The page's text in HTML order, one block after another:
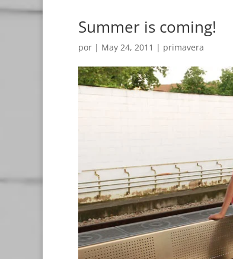
Summer is coming!
por | May 24, 2011 | primavera